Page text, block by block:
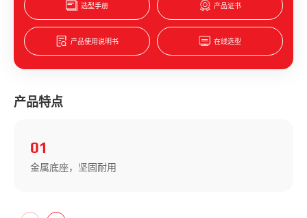
选型手册 产品证书
产品使用说明书 在线选型
产品特点
01
金属底座，坚固耐用